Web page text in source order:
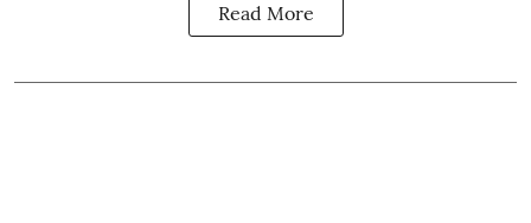
Read More